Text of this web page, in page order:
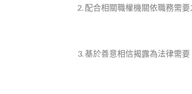
配合相關職權機關依職務需要
基於善意相信揭露為法律需